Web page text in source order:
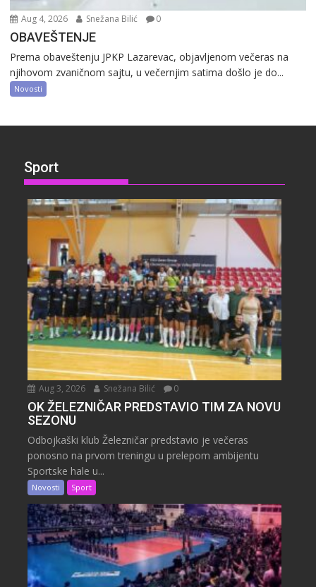
Aug 4, 2026 Snežana Bilić 0
OBAVEŠTENJE
Prema obaveštenju JPKP Lazarevac, objavljenom večeras na
njihovom zvaničnom sajtu, u večernjim satima došlo je do...
Novosti
Sport
Aug 3, 2026 Snežana Bilić 0
OK ŽELEZNIČAR PREDSTAVIO TIM ZA NOVU
SEZONU
Odbojkaški klub Železničar predstavio je večeras
ponosno na prvom treningu u prelepom ambijentu
Sportske hale u...
Novosti Sport